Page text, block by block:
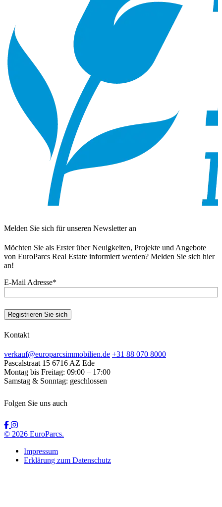
Melden Sie sich für unseren Newsletter an
Möchten Sie als Erster über Neuigkeiten, Projekte und Angebote
von EuroParcs Real Estate informiert werden? Melden Sie sich hier
an!
E-Mail Adresse*
Kontakt
verkauf@europarcsimmobilien.de +31 88 070 8000
Pascalstraat 15 6716 AZ Ede
Montag bis Freitag: 09:00 – 17:00
Samstag & Sonntag: geschlossen
Folgen Sie uns auch
© 2026 EuroParcs.
Impressum
Erklärung zum Datenschutz